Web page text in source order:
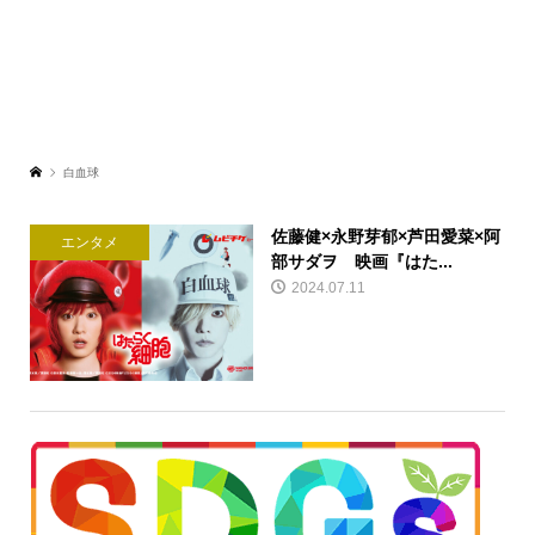
白血球
エンタメ
佐藤健×永野芽郁×芦田愛菜×阿
部サダヲ 映画『はた...
2024.07.11